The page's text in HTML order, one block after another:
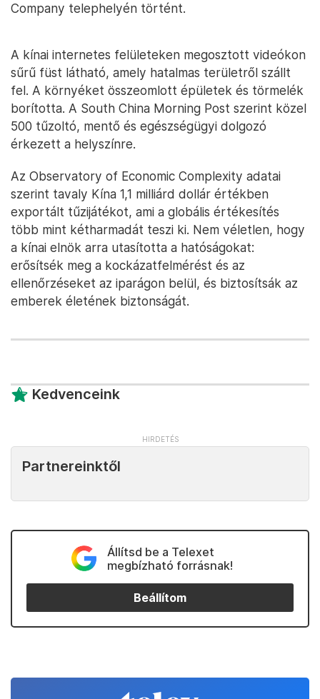
Company telephelyén történt.
A kínai internetes felületeken megosztott videókon
sűrű füst látható, amely hatalmas területről szállt
fel. A környéket összeomlott épületek és törmelék
borította. A South China Morning Post szerint közel
500 tűzoltó, mentő és egészségügyi dolgozó
érkezett a helyszínre.
Az Observatory of Economic Complexity adatai
szerint tavaly Kína 1,1 milliárd dollár értékben
exportált tűzijátékot, ami a globális értékesítés
több mint kétharmadát teszi ki. Nem véletlen, hogy
a kínai elnök arra utasította a hatóságokat:
erősítsék meg a kockázatfelmérést és az
ellenőrzéseket az iparágon belül, és biztosítsák az
emberek életének biztonságát.
Kedvenceink
Partnereinktől
Állítsd be a Telexet
megbízható forrásnak!
Beállítom